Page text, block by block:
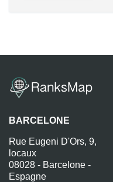
BARCELONE
Rue Eugeni D'Ors, 9,
locaux
08028 - Barcelone -
Espagne